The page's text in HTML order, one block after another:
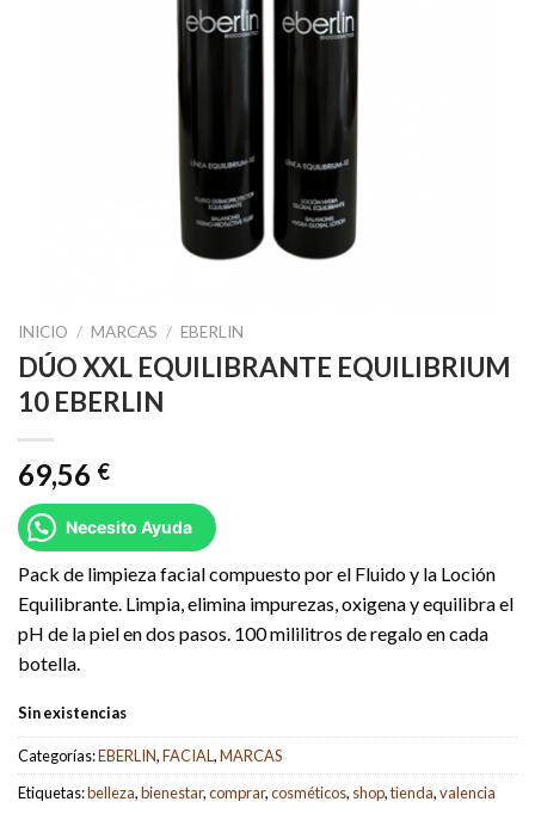
INICIO / MARCAS / EBERLIN
DÚO XXL EQUILIBRANTE EQUILIBRIUM
10 EBERLIN
69,56 €
Necesito Ayuda
Pack de limpieza facial compuesto por el Fluido y la Loción
Equilibrante. Limpia, elimina impurezas, oxigena y equilibra el
pH de la piel en dos pasos. 100 mililitros de regalo en cada
botella.
Sin existencias
Categorías:EBERLIN,FACIAL,MARCAS
Etiquetas:belleza,bienestar,comprar,cosméticos, shop,tienda,valencia